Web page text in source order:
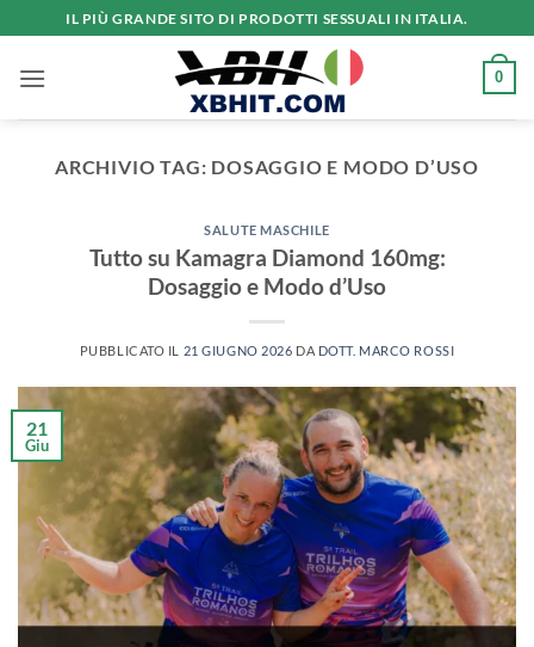
ai
contenuti
IL PIÙ GRANDE SITO DI PRODOTTI SESSUALI IN ITALIA.
0
ARCHIVIO TAG: DOSAGGIO E MODO D’USO
SALUTE MASCHILE
Tutto su Kamagra Diamond 160mg:
Dosaggio e Modo d’Uso
PUBBLICATO IL 21 GIUGNO 2026 DA DOTT. MARCO ROSSI
21
Giu